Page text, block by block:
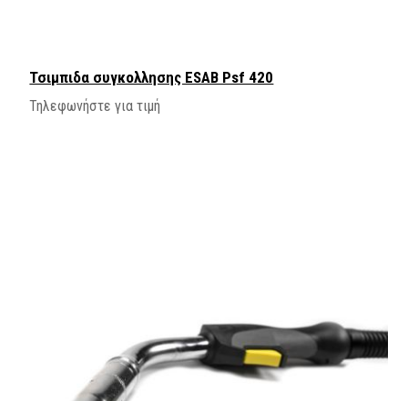
Τσιμπιδα συγκολλησης ESAB Psf 420
Τηλεφωνήστε για τιμή